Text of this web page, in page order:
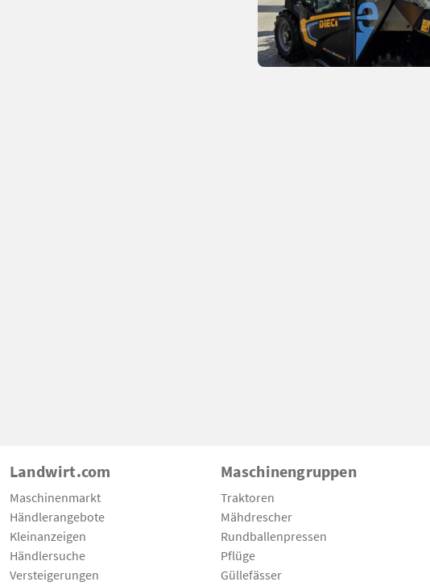
Landwirt.com
Maschinenmarkt
Händlerangebote
Kleinanzeigen
Händlersuche
Versteigerungen
Maschinengruppen
Traktoren
Mähdrescher
Rundballenpressen
Pflüge
Güllefässer